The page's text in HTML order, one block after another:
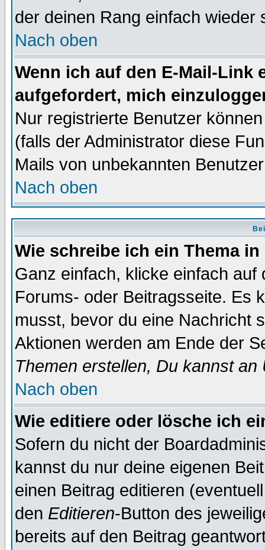
der deinen Rang einfach wieder
Nach oben
Wenn ich auf den E-Mail-Link
aufgefordert, mich
Nur registrierte Benutzer
(falls der Administrator diese
Mails von unbekannten
Nach oben
Wie schreibe ich ein Thema
Ganz einfach, klicke einfach
Forums- oder Beitragsseite. Es
musst, bevor du eine Nachricht
Aktionen werden am Ende der
Themen erstellen, Du kannst
Nach oben
Wie editiere oder lösche ich
Sofern du nicht der
kannst du nur deine eigenen
einen Beitrag editieren
den Editieren-Button des
bereits auf den Beitrag